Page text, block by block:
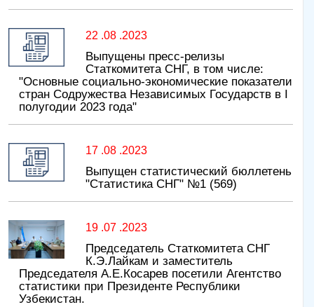
22 .08 .2023
Выпущены пресс-релизы
Статкомитета СНГ, в том числе:
"Основные социально-экономические показатели
стран Содружества Независимых Государств в I
полугодии 2023 года"
17 .08 .2023
Выпущен статистический бюллетень
"Статистика СНГ" №1 (569)
19 .07 .2023
Председатель Статкомитета СНГ
К.Э.Лайкам и заместитель
Председателя А.Е.Косарев посетили Агентство
статистики при Президенте Республики
Узбекистан.